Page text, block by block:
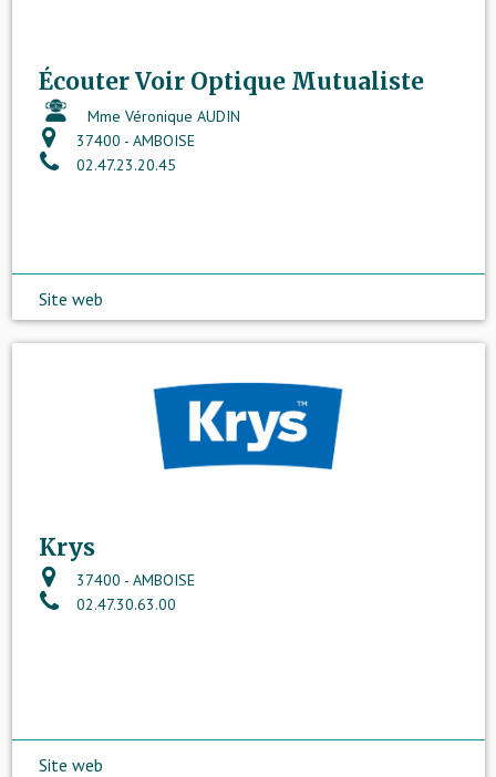
Écouter Voir Optique Mutualiste
Mme Véronique AUDIN
37400 - AMBOISE
02.47.23.20.45
Site web
Krys
37400 - AMBOISE
02.47.30.63.00
Site web